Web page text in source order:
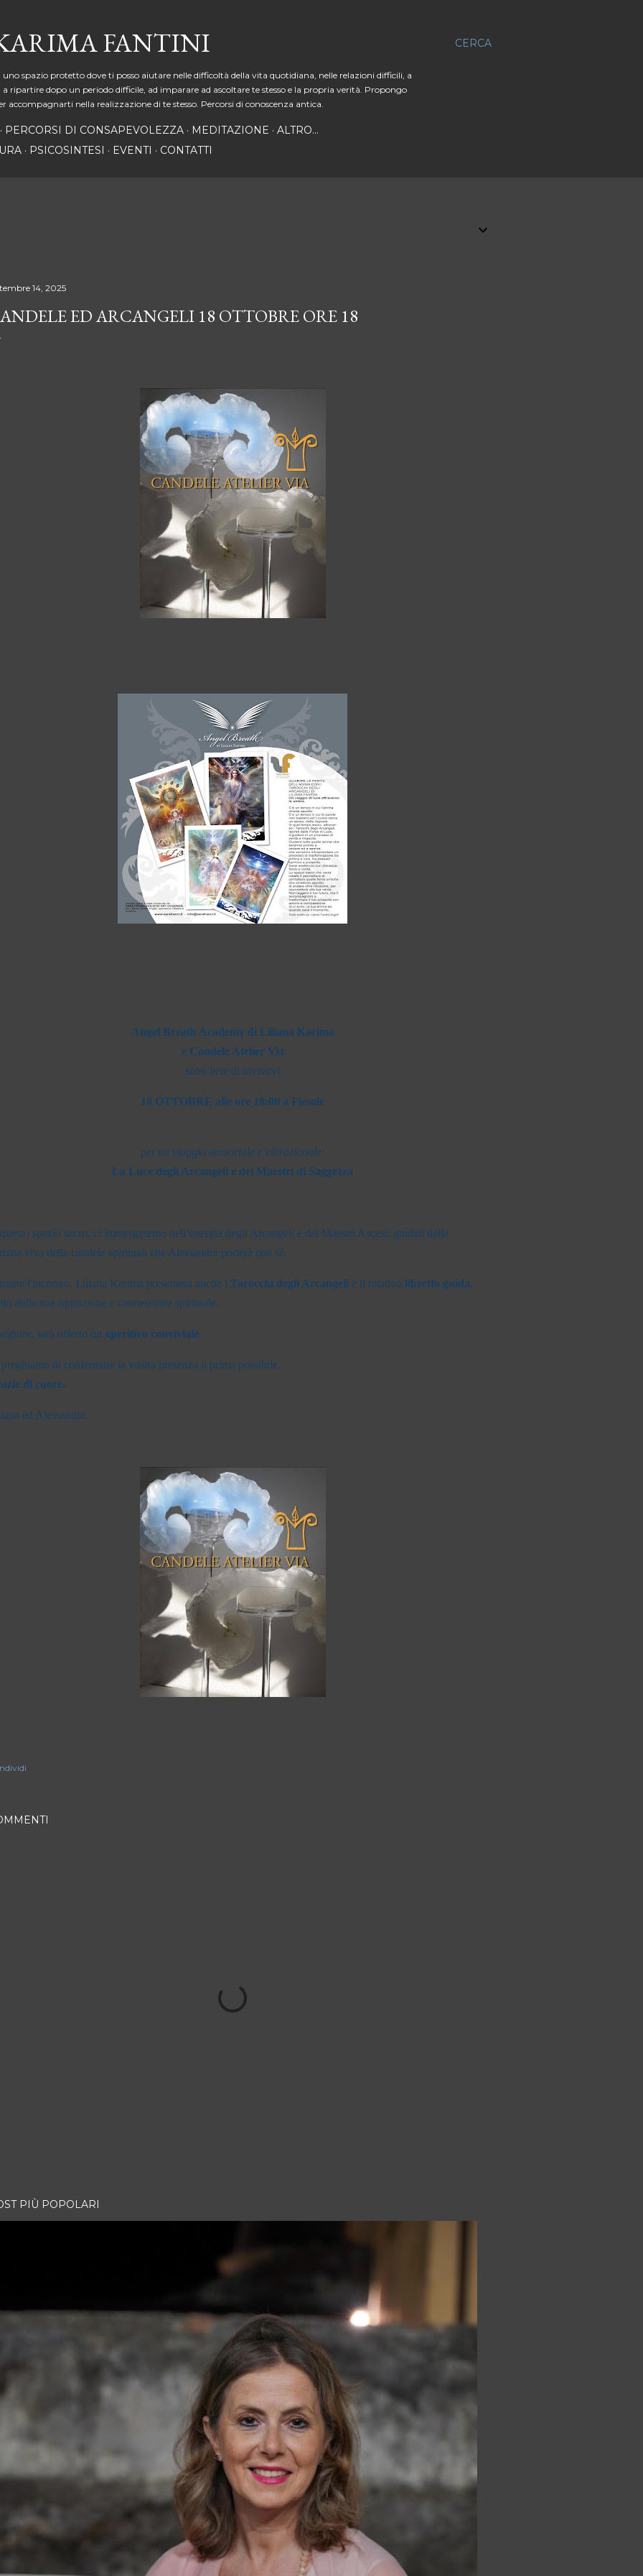
CERCA
FANTINI
uno spazio protetto dove ti posso aiutare nelle difficoltà della vita quotidiana, nelle relazioni difficili, a
ripartire dopo un periodo difficile, ad imparare ad ascoltare te stesso e la propria verità. Propongo
accompagnarti nella realizzazione di te stesso. Percorsi di conoscenza antica.
PERCORSI DI CONSAPEVOLEZZA MEDITAZIONE
ALTRO…
PSICOSINTESI EVENTI CONTATTI
14, 2025
ED ARCANGELI 18 OTTOBRE ORE 18
Angel Breath Academy di Liliana Karima
e Candele Atelier Via
sono liete di invitarvi
18 OTTOBRE alle ore 18:00 a Fiesole
per un viaggio sensoriale e vibrazionale:
La Luce degli Arcangeli e dei Maestri di Saggezza
spazio sacro, ci immergeremo nell’energia degli Arcangeli e dei Maestri Ascesi, guidati dalla
viva delle candele spirituali che Alessandra porterà con sé.
l'incontro, Liliana Karima presenterà anche i Tarocchi degli Arcangeli e il relativo libretto guida,
della sua ispirazione e connessione spirituale.
sarà offerto un aperitivo conviviale.
di confermare la vostra presenza il prima possibile.
di cuore.
ed Alessandra
PIÙ POPOLARI